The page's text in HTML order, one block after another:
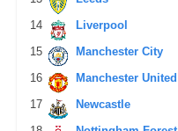
14
Liverpool
15
Manchester City
16
Manchester United
17
Newcastle